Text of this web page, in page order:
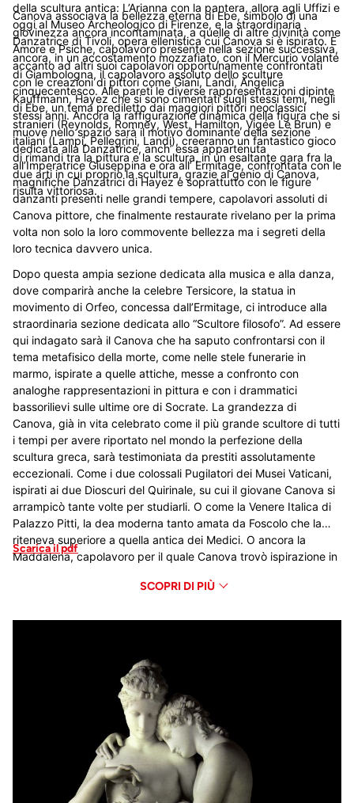
della scultura antica: L’Arianna con la pantera, allora agli Uffizi e
oggi al Museo Archeologico di Firenze, e la straordinaria
Danzatrice di Tivoli, opera ellenistica cui Canova si è ispirato. E
ancora, in un accostamento mozzafiato, con il Mercurio volante
di Giambologna, il capolavoro assoluto dello sculture
cinquecentesco. Alle pareti le diverse rappresentazioni dipinte
di Ebe, un tema prediletto dai maggiori pittori neoclassici
stranieri (Reynolds, Romney, West, Hamilton, Vigée Le Brun) e
italiani (Lampi, Pellegrini, Landi), creeranno un fantastico gioco
di rimandi tra la pittura e la scultura, in un esaltante gara fra la
due arti in cui proprio la scultura, grazie al genio di Canova,
risulta vittoriosa.
Canova associava la bellezza eterna di Ebe, simbolo di una
giovinezza ancora incontaminata, a quelle di altre divinità come
Amore e Psiche, capolavoro presente nella sezione successiva,
accanto ad altri suoi capolavori opportunamente confrontati
con le creazioni di pittori come Giani, Landi, Angelica
Kauffmann, Hayez che si sono cimentati sugli stessi temi, negli
stessi anni. Ancora la raffigurazione dinamica della figura che si
muove nello spazio sarà il motivo dominante della sezione
dedicata alla Danzatrice, anch’ essa appartenuta
all’Imperatrice Giuseppina e ora all’ Ermitage, confrontata con le
magnifiche Danzatrici di Hayez e soprattutto con le figure
danzanti presenti nelle grandi tempere, capolavori assoluti di
Canova pittore, che finalmente restaurate rivelano per la prima
volta non solo la loro commovente bellezza ma i segreti della
loro tecnica davvero unica.
Dopo questa ampia sezione dedicata alla musica e alla danza,
dove comparirà anche la celebre Tersicore, la statua in
movimento di Orfeo, concessa dall’Ermitage, ci introduce alla
straordinaria sezione dedicata allo “Scultore filosofo”. Ad essere
qui indagato sarà il Canova che ha saputo confrontarsi con il
tema metafisico della morte, come nelle stele funerarie in
marmo, ispirate a quelle attiche, messe a confronto con
analoghe rappresentazioni in pittura e con i drammatici
bassorilievi sulle ultime ore di Socrate. La grandezza di
Canova, già in vita celebrato come il più grande scultore di tutti
i tempi per avere riportato nel mondo la perfezione della
scultura greca, sarà testimoniata da prestiti assolutamente
eccezionali. Come i due colossali Pugilatori dei Musei Vaticani,
ispirati ai due Dioscuri del Quirinale, su cui il giovane Canova si
arrampicò tante volte per studiarli. O come la Venere Italica di
Palazzo Pitti, la dea moderna tanto amata da Foscolo che la
riteneva superiore a quella antica dei Medici. O ancora la
Maddalena, capolavoro per il quale Canova trovò ispirazione in
romantici la sua opera più bella e per questo divenne motivo di
quella di Tiziano e Canova, rivela nella sua sconvolgente
Bacio possa considerarsi vero erede di Antonio Canova.
Scarica il pdf
SCOPRI DI PIÙ